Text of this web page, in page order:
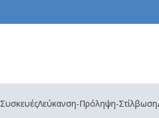
ΣυσκευέςΛεύκανση-Πρόληψη-Στίλβωση